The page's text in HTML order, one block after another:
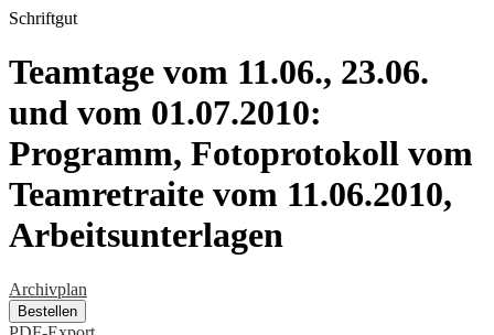
Schriftgut
Teamtage vom 11.06., 23.06.
und vom 01.07.2010:
Programm, Fotoprotokoll vom
Teamretraite vom 11.06.2010,
Arbeitsunterlagen
Archivplan
Bestellen